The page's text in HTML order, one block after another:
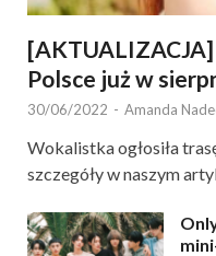
Polsce już w
30/06/2022 - Amanda
Wokalistka ogłosiła
szczegóły w naszym